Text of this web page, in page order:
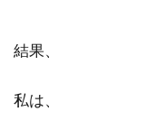
結果、
私は、